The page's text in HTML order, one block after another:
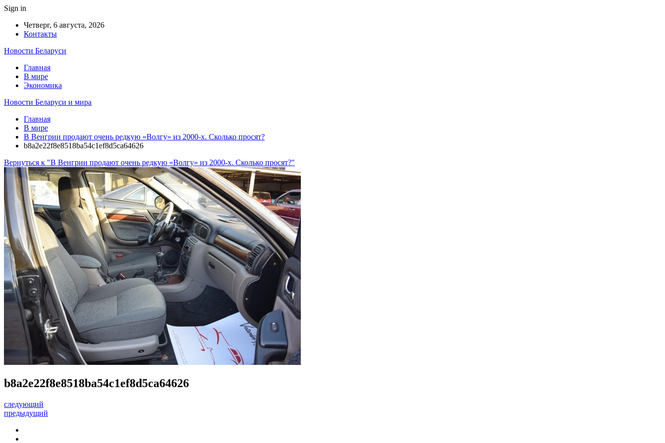
Sign in
Четверг, 6 августа, 2026
Контакты
Новости Беларуси
Главная
В мире
Экономика
Новости Беларуси и мира
Главная
В мире
В Венгрии продают очень редкую «Волгу» из 2000-х. Сколько просят?
b8a2e22f8e8518ba54c1ef8d5ca64626
Вернуться к "В Венгрии продают очень редкую «Волгу» из 2000-х. Сколько просят?"
b8a2e22f8e8518ba54c1ef8d5ca64626
следующий
предыдущий